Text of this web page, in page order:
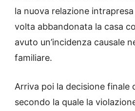
la nuova relazione
volta abbandonata la casa
avuto un’incidenza causale
familiare.
Arriva poi la decisione finale
secondo la quale la